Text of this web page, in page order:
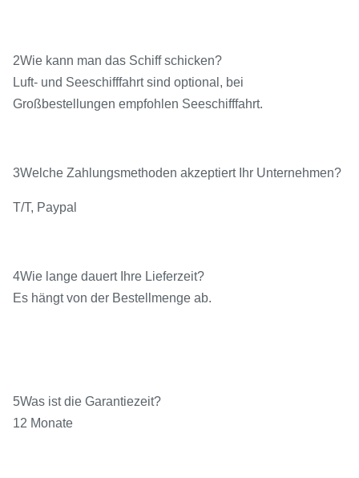
2Wie kann man das Schiff schicken?
Luft- und Seeschifffahrt sind optional, bei
Großbestellungen empfohlen Seeschifffahrt.
3Welche Zahlungsmethoden akzeptiert Ihr Unternehmen?
T/T, Paypal
4Wie lange dauert Ihre Lieferzeit?
Es hängt von der Bestellmenge ab.
5Was ist die Garantiezeit?
12 Monate